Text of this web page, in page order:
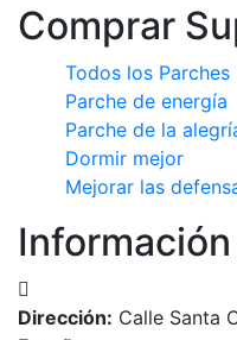
Comprar
Todos los Parches
Parche de energía
Parche de la
Dormir mejor
Mejorar las
Dirección: Calle Santa